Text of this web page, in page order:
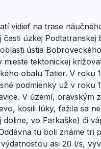
vidieť na trase
časti úzkej
ústia
mieste tektonickej
obalu Tatier. V roku
podmienky už v roku
V území, oravským
kosili lúky, ťažila sa
doline, vo Farkaške) či
tu boli známe tri
asi 20 l/s,